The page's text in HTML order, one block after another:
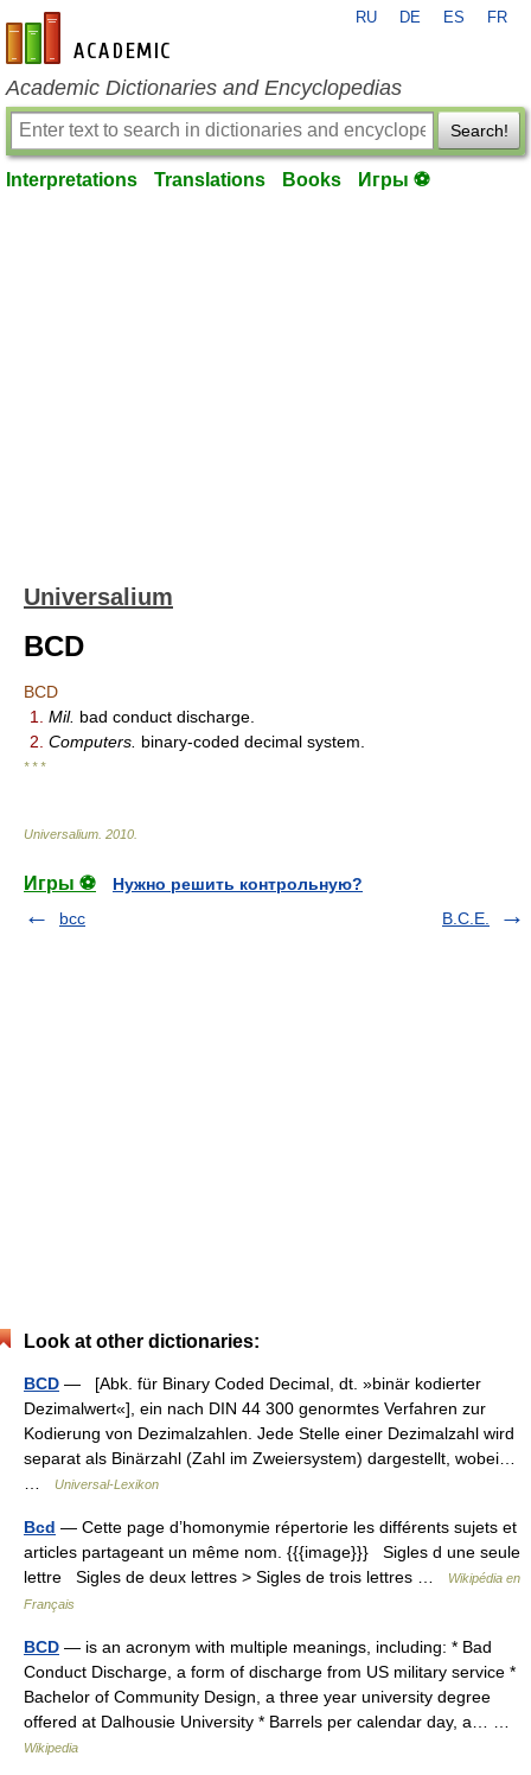
en-academic.com
RU DE ES FR
Academic Dictionaries and Encyclopedias
Search!
Interpretations Translations Books Игры ⚽
Universalium
BCD
BCD
1.
Mil. bad conduct discharge.
2. Computers. binary-coded decimal system.
* * *
Universalium 2010
Игры ⚽
Нужно решить контрольную?
bcc
B.C.E.
Look at other dictionaries:
BCD — [Abk. für Binary Coded Decimal, dt. »binär kodierter
Dezimalwert«], ein nach DIN 44 300 genormtes Verfahren zur
Kodierung von Dezimalzahlen. Jede Stelle einer Dezimalzahl wird
separat als Binärzahl (Zahl im Zweiersystem) dargestellt, wobei…
Universal-Lexikon
Bcd — Cette page d’homonymie répertorie les différents sujets et
articles partageant un même nom. {{{image}}} Sigles d une seule
lettre Sigles de deux lettres > Sigles de trois lettres …
Wikipédia en
Français
BCD — is an acronym with multiple meanings, including: * Bad
Conduct Discharge, a form of discharge from US military service *
Bachelor of Community Design, a three year university degree
offered at Dalhousie University * Barrels per calendar day, a… …
Wikipedia